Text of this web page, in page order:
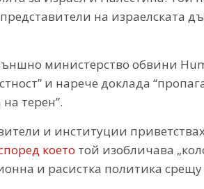
на израелската
министерство обвини
и нарече доклада
терен”.
и институции
което той изобличава
и расистка политика срещу